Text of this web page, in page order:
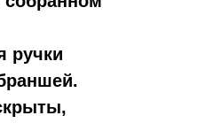
ручки